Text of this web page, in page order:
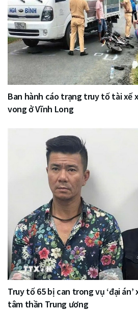
Ban hành cáo trạng truy tố tài xế
vong ở Vĩnh Long
Truy tố 65 bị can trong vụ ‘đại án’
tâm thần Trung ương